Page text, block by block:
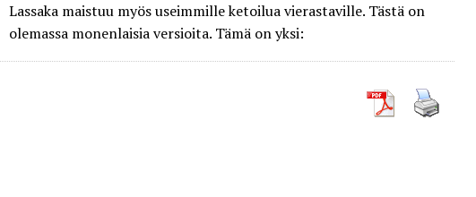
Lassaka maistuu myös useimmille ketoilua vierastaville. Tästä on
olemassa monenlaisia versioita. Tämä on yksi: